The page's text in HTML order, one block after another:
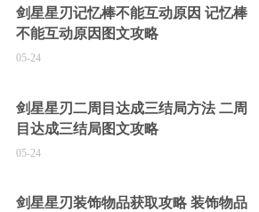
剑星星刃记忆棒不能互动原因 记忆棒
不能互动原因图文攻略
05-24
剑星星刃二周目达成三结局方法 二周
目达成三结局图文攻略
05-24
剑星星刃装饰物品获取攻略 装饰物品